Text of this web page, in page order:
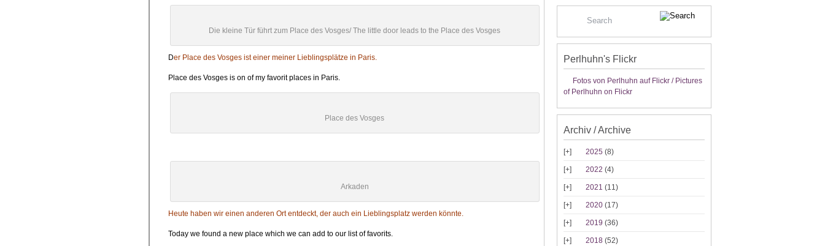
Perlhuhn's Flickr
Fotos von Perlhuhn auf Flickr / Pictures
of Perlhuhn on Flickr
Archiv / Archive
2025 (8)
2022 (4)
2021 (11)
2020 (17)
2019 (36)
2018 (52)
Die kleine Tür führt zum Place des Vosges/ The little door leads to the Place des Vosges
Der Place des Vosges ist einer meiner Lieblingsplätze in Paris.
Place des Vosges is on of my favorit places in Paris.
Place des Vosges
Arkaden
Heute haben wir einen anderen Ort entdeckt, der auch ein Lieblingsplatz werden könnte.
Today we found a new place which we can add to our list of favorits.